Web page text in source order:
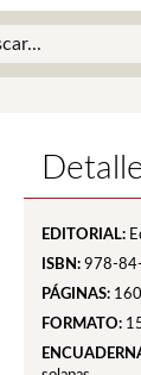
EDITORIAL:
ISBN: 978-
PÁGINAS: 160
FORMATO: